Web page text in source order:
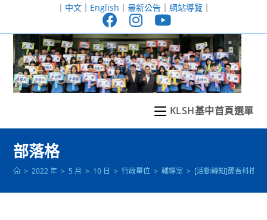
至
｜ 中文｜ English ｜ 最新公告｜ 網站導覽｜
KLSH基中首頁選單
部落格
> 2022 年 > 5 月 > 10 日 > 行政單位 > 輔導室 > [活動轉知]醒吾科技大